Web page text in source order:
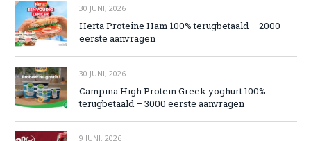
30 JUNI, 2026
Herta Proteine Ham 100% terugbetaald – 2000
eerste aanvragen
30 JUNI, 2026
Campina High Protein Greek yoghurt 100%
terugbetaald – 3000 eerste aanvragen
9 JUNI, 2026